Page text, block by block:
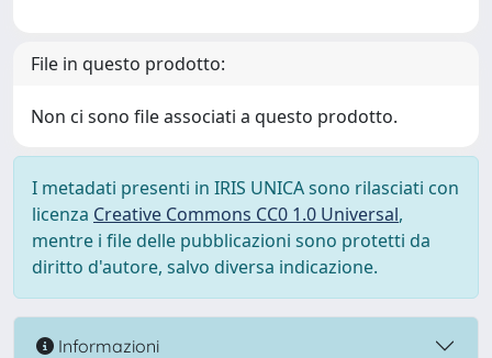
File in questo prodotto:
Non ci sono file associati a questo prodotto.
I metadati presenti in IRIS UNICA sono rilasciati con
licenza Creative Commons CC0 1.0 Universal,
mentre i file delle pubblicazioni sono protetti da
diritto d'autore, salvo diversa indicazione.
Informazioni